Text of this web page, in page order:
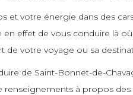
votre énergie dans des
effet de vous conduire là
de votre voyage ou sa
de Saint-Bonnet-de-
à propos des